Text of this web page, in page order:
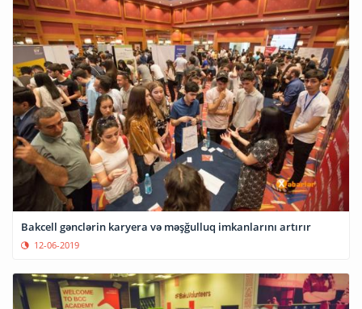
Bakcell gənclərin karyera və məşğulluq imkanlarını artırır
12-06-2019